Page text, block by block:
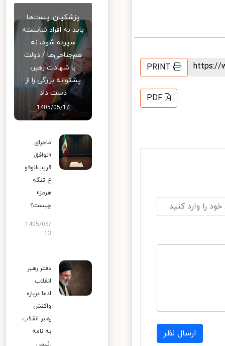
PRINT
PDF
ارسال نظر
پزشکیان: پست‌ها
باید به افراد شایسته
سپرده شود، نه
هم‌جناحی‌ها / دولت
با شهادت رهبر،
پشتوانه بزرگی را از
دست داد
1405/05/14
ماجرای
«توافق
قریب‌الوقو
ع تنگه
هرمز»
چیست؟
1405/05/
13
دفتر رهبر
انقلاب:
ادعا درباره
واکنش
رهبر انقلاب
به نامه
رئیس